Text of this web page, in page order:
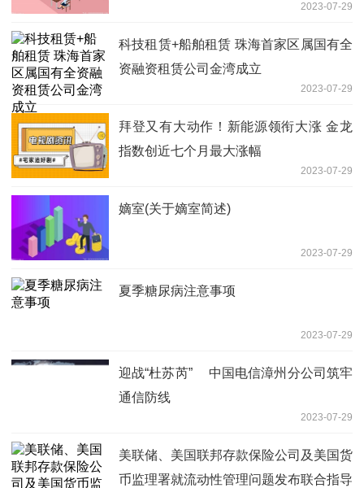
2023-07-29
科技租赁+船舶租赁 珠海首家区属国有全
资融资租赁公司金湾成立
2023-07-29
拜登又有大动作！新能源领衔大涨 金龙
指数创近七个月最大涨幅
2023-07-29
嫡室(关于嫡室简述)
2023-07-29
夏季糖尿病注意事项
2023-07-29
迎战“杜苏芮” 中国电信漳州分公司筑牢
通信防线
2023-07-29
美联储、美国联邦存款保险公司及美国货
币监理署就流动性管理问题发布联合指导